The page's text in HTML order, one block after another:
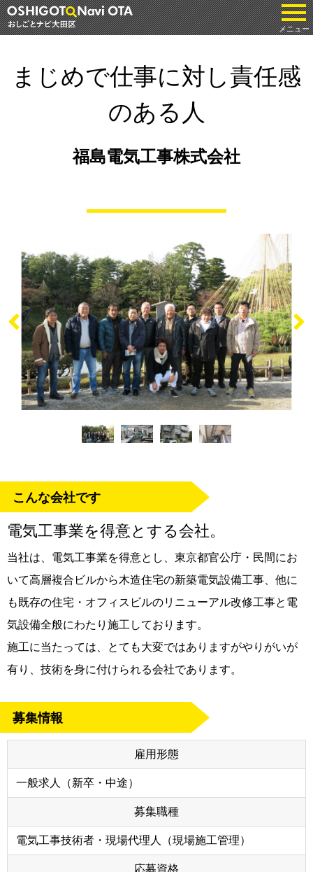
メニュー
まじめで仕事に対し責任感
のある人
福島電気工事株式会社
こんな会社です
電気工事業を得意とする会社。
当社は、電気工事業を得意とし、東京都官公庁・民間にお
いて高層複合ビルから木造住宅の新築電気設備工事、他に
も既存の住宅・オフィスビルのリニューアル改修工事と電
気設備全般にわたり施工しております。
施工に当たっては、とても大変ではありますがやりがいが
有り、技術を身に付けられる会社であります。
募集情報
雇用形態
一般求人（新卒・中途）
募集職種
電気工事技術者・現場代理人（現場施工管理）
応募資格